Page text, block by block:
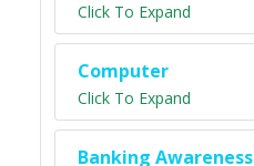
Click To Expand
Computer
Click To Expand
Banking Awareness